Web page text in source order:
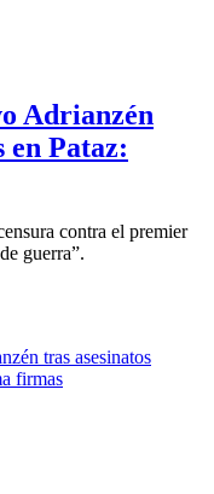
Adrianzén
en Pataz:
contra el premier
guerra”.